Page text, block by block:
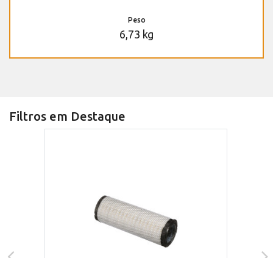
Peso
6,73 kg
Filtros em Destaque